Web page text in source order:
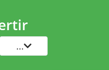
...